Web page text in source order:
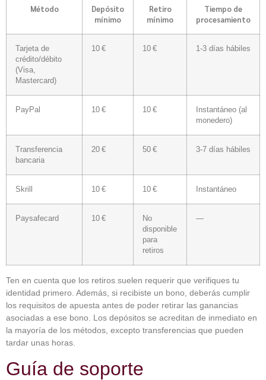
Método
Depósito
mínimo
Retiro
mínimo
Tiempo de
procesamiento
Tarjeta de
crédito/débito
(Visa,
Mastercard)
10 € 10 € 1-3 días hábiles
PayPal 10 € 10 €
Instantáneo (al
monedero)
Transferencia
bancaria
20 € 50 € 3-7 días hábiles
Skrill 10 € 10 € Instantáneo
Paysafecard 10 €
No
disponible
para
retiros
—
Ten en cuenta que los retiros suelen requerir que verifiques tu
identidad primero. Además, si recibiste un bono, deberás cumplir
los requisitos de apuesta antes de poder retirar las ganancias
asociadas a ese bono. Los depósitos se acreditan de inmediato en
la mayoría de los métodos, excepto transferencias que pueden
tardar unas horas.
Guía de soporte